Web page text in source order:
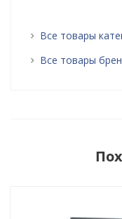
Все товары
Все товары